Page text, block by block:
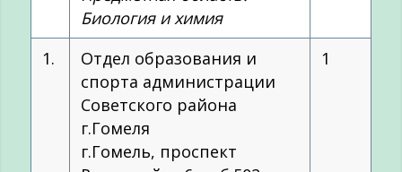
Биология и химия
1.
Отдел образования и
спорта администрации
Советского района
г.Гомеля
г.Гомель, проспект
1